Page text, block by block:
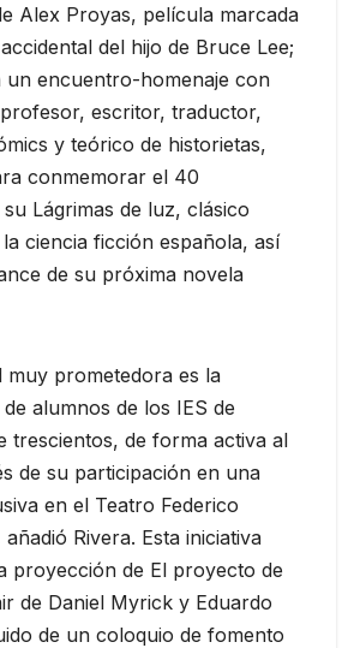
Alex Proyas, película marcada
del hijo de Bruce Lee;
un encuentro-homenaje con
escritor, traductor,
y teórico de historietas,
conmemorar el 40
Lágrimas de luz, clásico
ciencia ficción española, así
de su próxima novela
muy prometedora es la
alumnos de los IES de
trescientos, de forma activa al
de su participación en una
en el Teatro Federico
Rivera. Esta iniciativa
proyección de El proyecto de
de Daniel Myrick y Eduardo
de un coloquio de fomento